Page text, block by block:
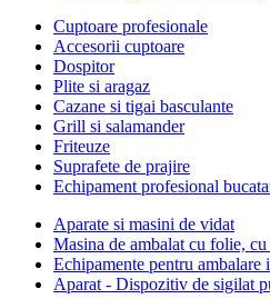
Cuptoare profesionale
Accesorii cuptoare
Dospitor
Plite si aragaz
Cazane si tigai basculante
Grill si salamander
Friteuze
Suprafete de prajire
Echipament profesional
Aparate si masini de vidat
Masina de ambalat cu folie,
Echipamente pentru
Aparat - Dispozitiv de sigilat